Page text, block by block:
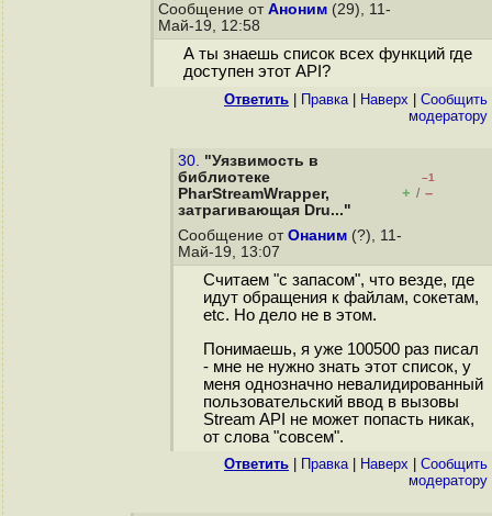
Сообщение от Аноним (29), 11-
Май-19, 12:58
А ты знаешь список всех функций где
доступен этот API?
Ответить Правка| Наверх
Cообщить
модератору
30. "Уязвимость в
библиотеке
PharStreamWrapper,
затрагивающая Dru..."
–1
+ / –
Сообщение от Онаним (?), 11-
Май-19, 13:07
Считаем "с запасом", что везде, где
идут обращения к файлам, сокетам,
etc. Но дело не в этом.
Понимаешь, я уже 100500 раз писал
- мне не нужно знать этот список, у
меня однозначно невалидированный
пользовательский ввод в вызовы
Stream API не может попасть никак,
от слова "совсем".
Ответить Правка| Наверх
Cообщить
модератору